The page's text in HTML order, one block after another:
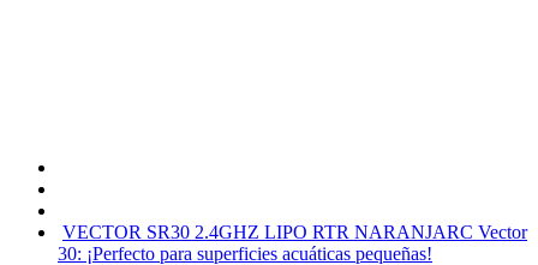
VECTOR SR30 2.4GHZ LIPO RTR NARANJARC Vector
30: ¡Perfecto para superficies acuáticas pequeñas!